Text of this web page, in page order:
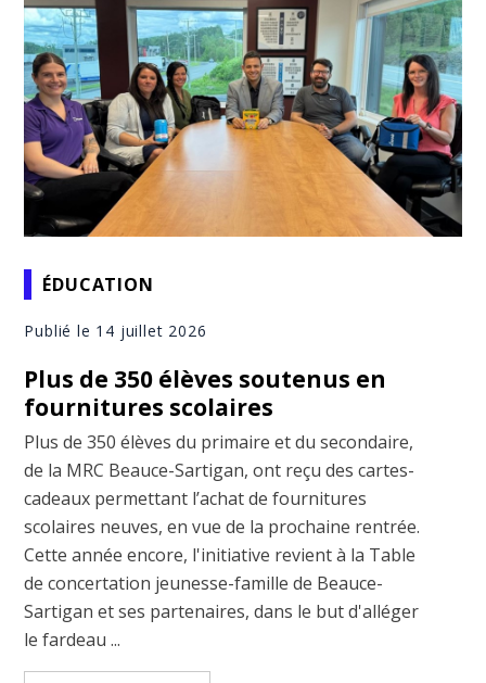
ÉDUCATION
Publié le 14 juillet 2026
Plus de 350 élèves soutenus en
fournitures scolaires
Plus de 350 élèves du primaire et du secondaire,
de la MRC Beauce-Sartigan, ont reçu des cartes-
cadeaux permettant l’achat de fournitures
scolaires neuves, en vue de la prochaine rentrée.
Cette année encore, l'initiative revient à la Table
de concertation jeunesse-famille de Beauce-
Sartigan et ses partenaires, dans le but d'alléger
le fardeau ...